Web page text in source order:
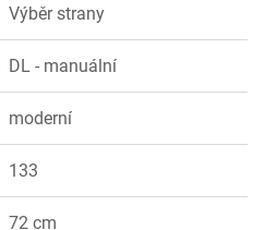
Výběr strany
DL - manuální
moderní
133
72 cm